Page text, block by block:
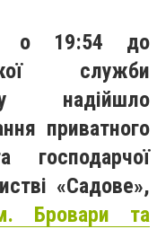
о 19:54 до
служби
надійшло
приватного
господарчої
«Садове»,
Бровари та